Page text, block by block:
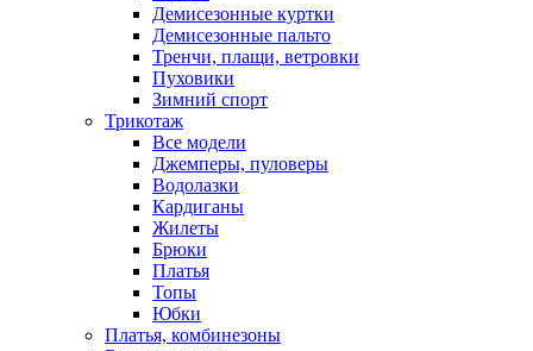
Демисезонные куртки
Демисезонные пальто
Тренчи, плащи, ветровки
Пуховики
Зимний спорт
Трикотаж
Все модели
Джемперы, пуловеры
Водолазки
Кардиганы
Жилеты
Брюки
Платья
Топы
Юбки
Платья, комбинезоны